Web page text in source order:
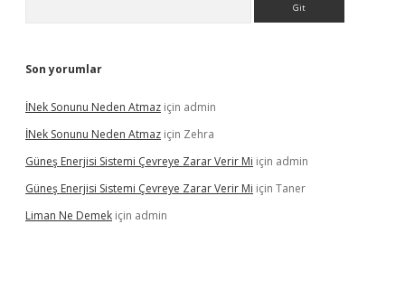
Son yorumlar
İNek Sonunu Neden Atmaz için admin
İNek Sonunu Neden Atmaz için Zehra
Güneş Enerjisi Sistemi Çevreye Zarar Verir Mi için admin
Güneş Enerjisi Sistemi Çevreye Zarar Verir Mi için Taner
Liman Ne Demek için admin